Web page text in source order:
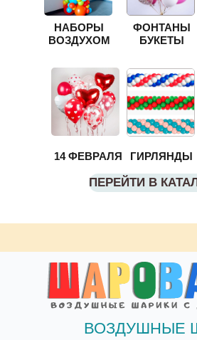
ФОНТАНЫ
БУКЕТЫ
ГИРЛЯНДЫ
ПЕРЕЙТИ В
14 ФЕВРАЛЯ
НАБОРЫ
ВОЗДУХОМ
ВОЗДУШНЫЕ